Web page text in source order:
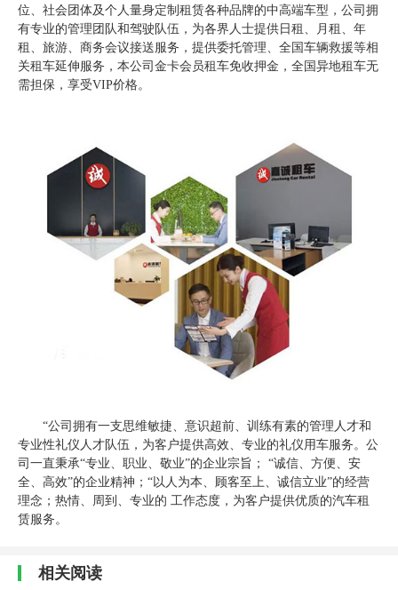
位、社会团体及个人量身定制租赁各种品牌的中高端车型，公司拥
有专业的管理团队和驾驶队伍，为各界人士提供日租、月租、年
租、旅游、商务会议接送服务，提供委托管理、全国车辆救援等相
关租车延伸服务，本公司金卡会员租车免收押金，全国异地租车无
需担保，享受VIP价格。
“公司拥有一支思维敏捷、意识超前、训练有素的管理人才和
专业性礼仪人才队伍，为客户提供高效、专业的礼仪用车服务。公
司一直秉承“专业、职业、敬业”的企业宗旨； “诚信、方便、安
全、高效”的企业精神；“以人为本、顾客至上、诚信立业”的经营
理念；热情、周到、专业的 工作态度，为客户提供优质的汽车租
赁服务。
相关阅读